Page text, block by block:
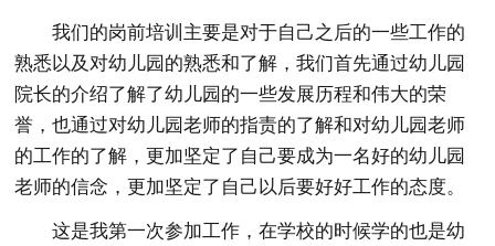
我们的岗前培训主要是对于自己之后的一些工作的
熟悉以及对幼儿园的熟悉和了解，我们首先通过幼儿园
院长的介绍了解了幼儿园的一些发展历程和伟大的荣
誉，也通过对幼儿园老师的指责的了解和对幼儿园老师
的工作的了解，更加坚定了自己要成为一名好的幼儿园
老师的信念，更加坚定了自己以后要好好工作的态度。
这是我第一次参加工作，在学校的时候学的也是幼